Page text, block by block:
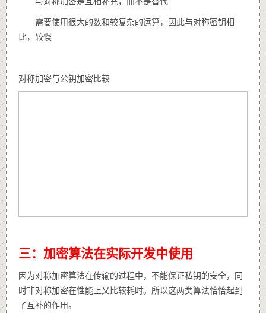
需要使用很大的数和较复杂的运算，因此与对称密钥相
比，较慢
对称加密与公钥加密比较
三：加密算法在实际开发中使用
因为对称加密算法在传输的过程中，不能保证私钥的安全，同
时非对称加密在性能上又比较耗时。所以这两类算法恰恰起到
了互补的作用。